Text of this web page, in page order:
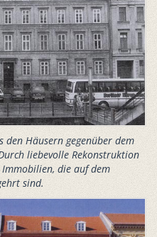
den Häusern gegenüber dem
liebevolle Rekonstruktion
die auf dem
sind.